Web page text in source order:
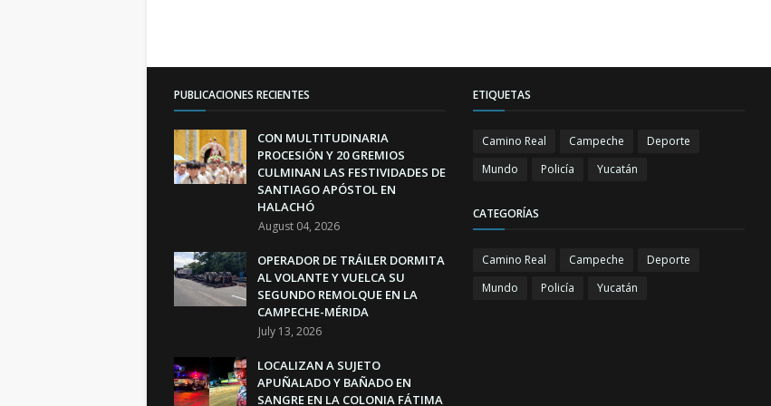
PUBLICACIONES RECIENTES
CON MULTITUDINARIA
PROCESIÓN Y 20 GREMIOS
CULMINAN LAS FESTIVIDADES DE
SANTIAGO APÓSTOL EN
HALACHÓ
August 04, 2026
OPERADOR DE TRÁILER DORMITA
AL VOLANTE Y VUELCA SU
SEGUNDO REMOLQUE EN LA
CAMPECHE-MÉRIDA
July 13, 2026
LOCALIZAN A SUJETO
APUÑALADO Y BAÑADO EN
SANGRE EN LA COLONIA FÁTIMA
ETIQUETAS
Camino Real Campeche
Deporte
Mundo
Policía Yucatán
CATEGORÍAS
Camino Real Campeche
Deporte
Mundo
Policía Yucatán